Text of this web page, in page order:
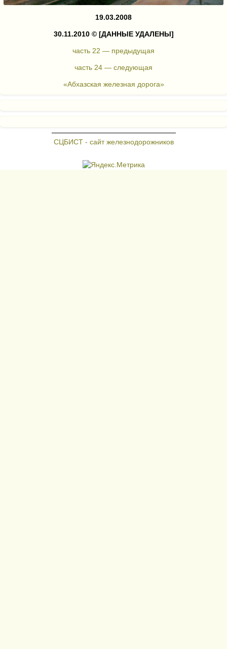
19.03.2008
30.11.2010 © [ДАННЫЕ УДАЛЕНЫ]
часть 22 — предыдущая
часть 24 — следующая
«Абхазская железная дорога»
СЦБИСТ - сайт железнодорожников